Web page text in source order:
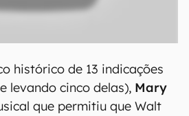
histórico de 13 indicações
levando cinco delas), Mary
que permitiu que Walt